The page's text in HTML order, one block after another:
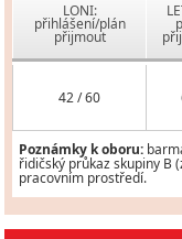
LONI:
přihlášení/plán
přijmout
42 / 60
Poznámky k oboru:
řidičský průkaz skupiny B
pracovním prostředí.